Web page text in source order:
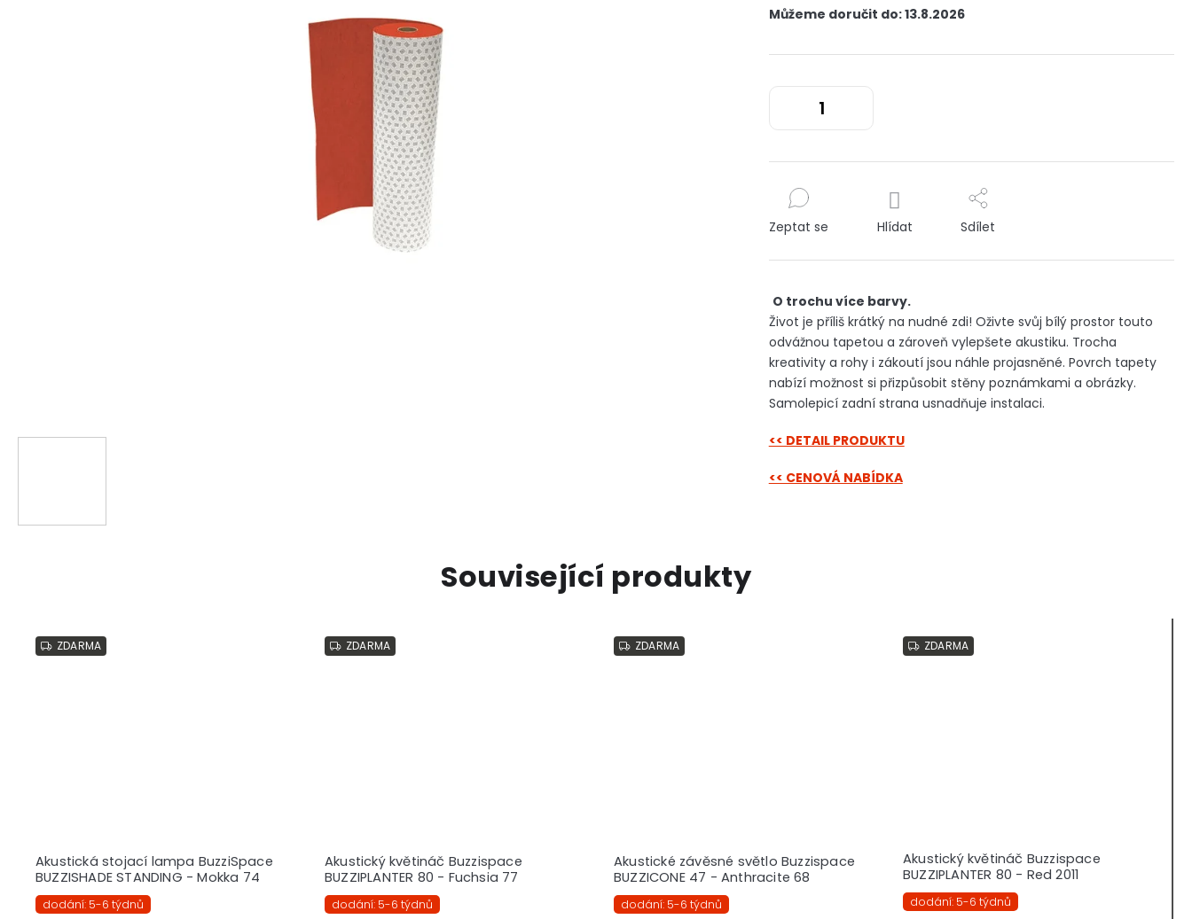
Můžeme doručit do:13.8.2026
O trochu více barvy.
Život je příliš krátký na nudné zdi! Oživte svůj bílý prostor touto
odvážnou tapetou a zároveň vylepšete akustiku. Trocha
kreativity a rohy i zákoutí jsou náhle projasněné. Povrch tapety
nabízí možnost si přizpůsobit stěny poznámkami a obrázky.
Samolepicí zadní strana usnadňuje instalaci.
<< DETAIL PRODUKTU
<< CENOVÁ NABÍDKA
Zeptat se Hlídat Sdílet
Související produkty
ZDARMA
Akustická stojací lampa BuzziSpace
BUZZISHADE STANDING - Mokka 74
dodání: 5-6 týdnů
ZDARMA
Akustický květináč Buzzispace
BUZZIPLANTER 80 - Fuchsia 77
dodání: 5-6 týdnů
ZDARMA
Akustické závěsné světlo Buzzispace
BUZZICONE 47 - Anthracite 68
dodání: 5-6 týdnů
ZDARMA
Akustický květináč Buzzispace
BUZZIPLANTER 80 - Red 2011
dodání: 5-6 týdnů